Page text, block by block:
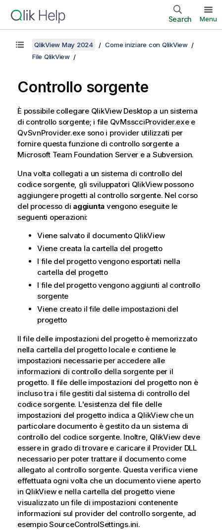
Search Menu
QlikView May 2024
Come iniziare con QlikView
File QlikView
Controllo sorgente
È possibile collegare QlikView Desktop a un sistema
di controllo sorgente; i file QvMsscciProvider.exe e
QvSvnProvider.exe sono i provider utilizzati per
fornire questa funzione di controllo sorgente a
Microsoft Team Foundation Server e a Subversion.
Una volta collegati a un sistema di controllo del
codice sorgente, gli sviluppatori QlikView possono
aggiungere progetti al controllo sorgente. Nel corso
del processo di aggiunta vengono eseguite le
seguenti operazioni:
Viene salvato il documento QlikView
Viene creata la cartella del progetto
I file del progetto vengono esportati nella
cartella del progetto
I file del progetto vengono aggiunti al controllo
sorgente
Viene creato il file delle impostazioni del
progetto
Il file delle impostazioni del progetto è memorizzato
nella cartella del progetto locale e contiene le
impostazioni necessarie per accedere alle
informazioni di controllo della sorgente per il
progetto. Il file delle impostazioni del progetto non è
incluso tra i file gestiti dal sistema di controllo del
codice sorgente. L'esistenza del file delle
impostazioni del progetto indica a QlikView che un
particolare documento è gestito da un sistema di
controllo del codice sorgente. Inoltre, QlikView deve
essere in grado di trovare e caricare il Provider DLL
necessario per poter trattare il documento come
allegato al controllo sorgente. Questa verifica viene
effettuata ogni volta che un documento viene aperto
in QlikView e nella cartella del progetto viene
visualizzato un file di impostazioni contenente
informazioni sul provider del controllo sorgente, ad
esempio SourceControlSettings.ini.